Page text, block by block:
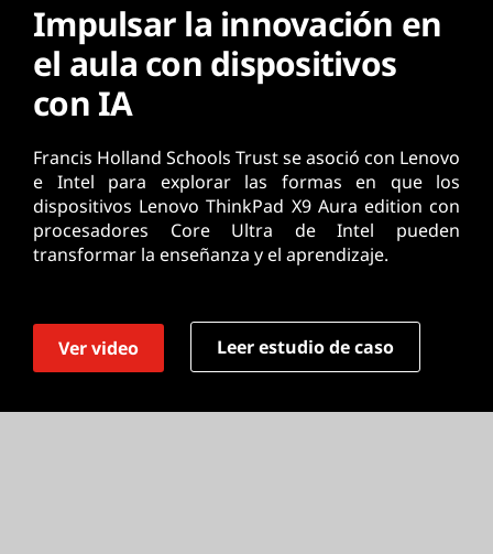
Impulsar la innovación en
el aula con dispositivos
con IA
Francis Holland Schools Trust se asoció con Lenovo
e Intel para explorar las formas en que los
dispositivos Lenovo ThinkPad X9 Aura edition con
procesadores Core Ultra de Intel pueden
transformar la enseñanza y el aprendizaje.
Ver video Leer estudio de caso